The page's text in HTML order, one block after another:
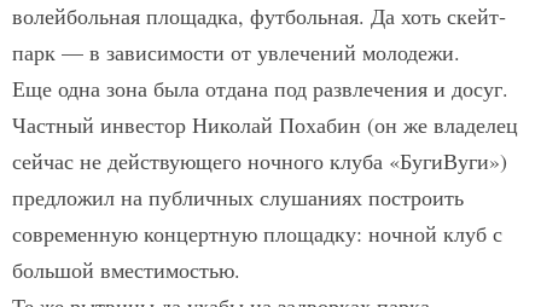
волейбольная площадка, футбольная. Да хоть скейт­
парк — в зависимости от увлечений молодежи.
Еще одна зона была отдана под развлечения и досуг.
Частный инвестор Николай Похабин (он же владелец
сейчас не действующего ночного клуба «Буги­Вуги»)
предложил на публичных слушаниях построить
современную концертную площадку: ночной клуб с
большой вместимостью.